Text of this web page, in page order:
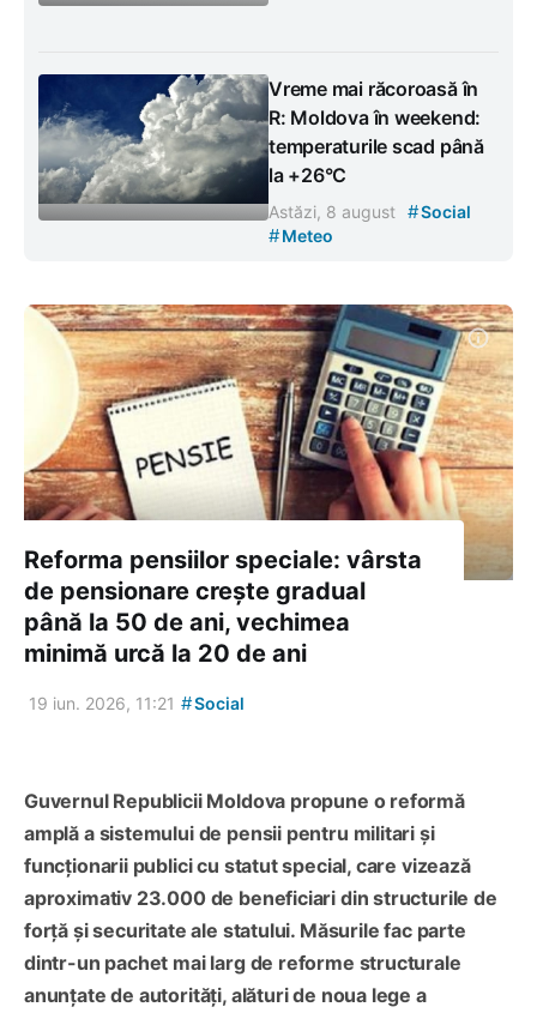
Vreme mai răcoroasă în
R: Moldova în weekend:
temperaturile scad până
la +26°C
Astăzi, 8 august #Social
#Meteo
Reforma pensiilor speciale: vârsta
de pensionare crește gradual
până la 50 de ani, vechimea
minimă urcă la 20 de ani
19 iun. 2026, 11:21 #Social
Guvernul Republicii Moldova propune o reformă
amplă a sistemului de pensii pentru militari și
funcționarii publici cu statut special, care vizează
aproximativ 23.000 de beneficiari din structurile de
forță și securitate ale statului. Măsurile fac parte
dintr-un pachet mai larg de reforme structurale
anunțate de autorități, alături de noua lege a